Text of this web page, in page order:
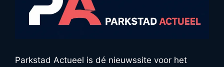
Parkstad Actueel is dé nieuwssite voor het